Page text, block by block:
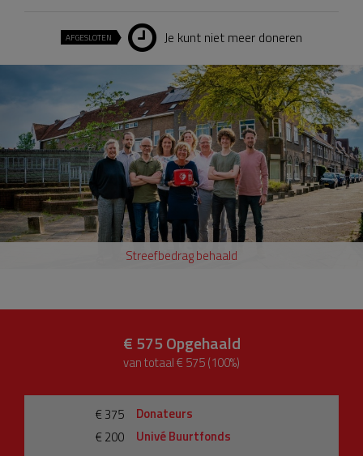
AFGESLOTEN Je kunt niet meer doneren
Streefbedrag behaald
€ 575Opgehaald
van totaal € 575 (100%)
€ 375
Donateurs
€ 200
Univé Buurtfonds